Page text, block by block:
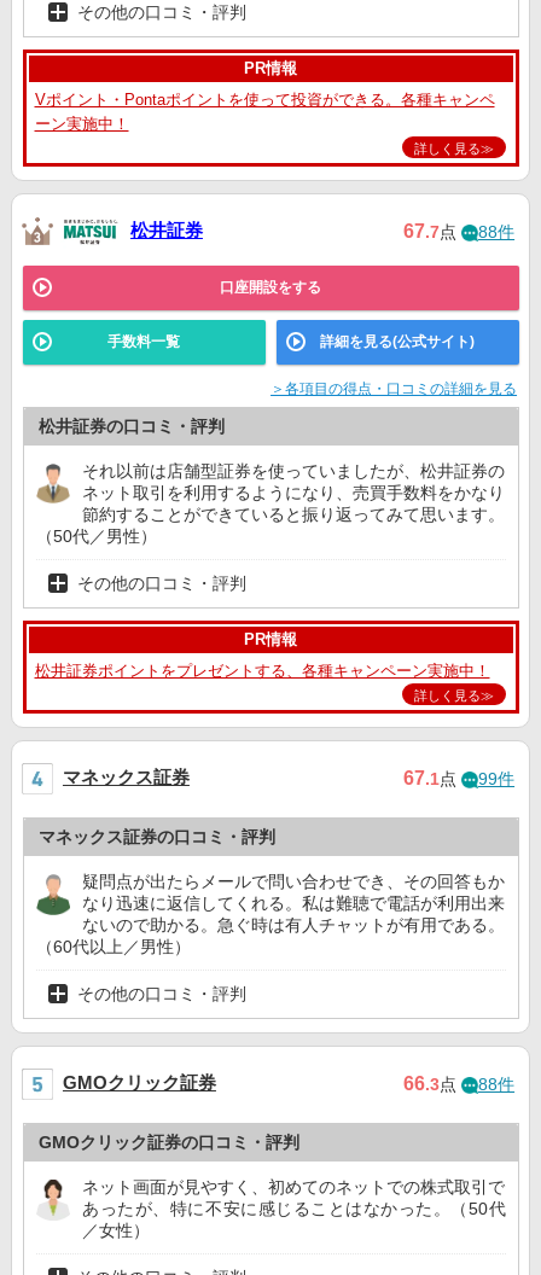
その他の口コミ・評判
PR情報
Vポイント・Pontaポイントを使って投資ができる。各種キャンペ
ーン実施中！
詳しく見る≫
松井証券 67.7点 88件
口座開設をする
手数料一覧 詳細を見る(公式サイト)
＞各項目の得点・口コミの詳細を見る
松井証券の口コミ・評判
それ以前は店舗型証券を使っていましたが、松井証券の
ネット取引を利用するようになり、売買手数料をかなり
節約することができていると振り返ってみて思います。
（50代／男性）
その他の口コミ・評判
PR情報
松井証券ポイントをプレゼントする、各種キャンペーン実施中！
詳しく見る≫
マネックス証券 67.1点 99件
マネックス証券の口コミ・評判
疑問点が出たらメールで問い合わせでき、その回答もか
なり迅速に返信してくれる。私は難聴で電話が利用出来
ないので助かる。急ぐ時は有人チャットが有用である。
（60代以上／男性）
その他の口コミ・評判
GMOクリック証券 66.3点 88件
GMOクリック証券の口コミ・評判
ネット画面が見やすく、初めてのネットでの株式取引で
あったが、特に不安に感じることはなかった。（50代
／女性）